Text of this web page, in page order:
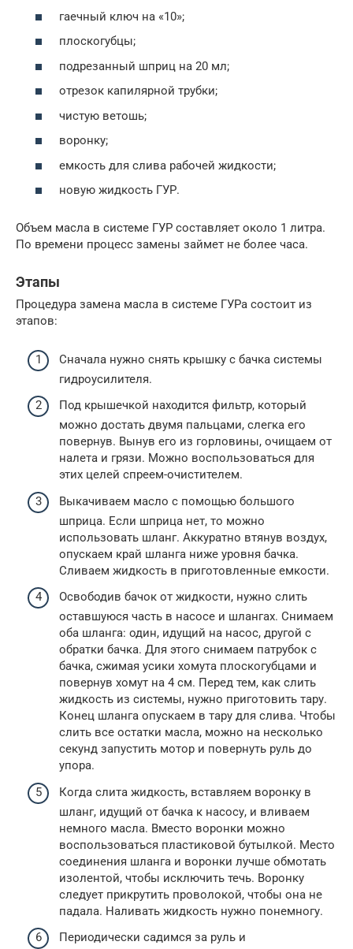
гаечный ключ на «10»;
плоскогубцы;
подрезанный шприц на 20 мл;
отрезок капилярной трубки;
чистую ветошь;
воронку;
емкость для слива рабочей жидкости;
новую жидкость ГУР.
Объем масла в системе ГУР составляет около 1 литра.
По времени процесс замены займет не более часа.
Этапы
Процедура замена масла в системе ГУРа состоит из
этапов:
Сначала нужно снять крышку с бачка системы
гидроусилителя.
Под крышечкой находится фильтр, который
можно достать двумя пальцами, слегка его
повернув. Вынув его из горловины, очищаем от
налета и грязи. Можно воспользоваться для
этих целей спреем-очистителем.
Выкачиваем масло с помощью большого
шприца. Если шприца нет, то можно
использовать шланг. Аккуратно втянув воздух,
опускаем край шланга ниже уровня бачка.
Сливаем жидкость в приготовленные емкости.
Освободив бачок от жидкости, нужно слить
оставшуюся часть в насосе и шлангах. Снимаем
оба шланга: один, идущий на насос, другой с
обратки бачка. Для этого снимаем патрубок с
бачка, сжимая усики хомута плоскогубцами и
повернув хомут на 4 см. Перед тем, как слить
жидкость из системы, нужно приготовить тару.
Конец шланга опускаем в тару для слива. Чтобы
слить все остатки масла, можно на несколько
секунд запустить мотор и повернуть руль до
упора.
Когда слита жидкость, вставляем воронку в
шланг, идущий от бачка к насосу, и вливаем
немного масла. Вместо воронки можно
воспользоваться пластиковой бутылкой. Место
соединения шланга и воронки лучше обмотать
изолентой, чтобы исключить течь. Воронку
следует прикрутить проволокой, чтобы она не
падала. Наливать жидкость нужно понемногу.
Периодически садимся за руль и